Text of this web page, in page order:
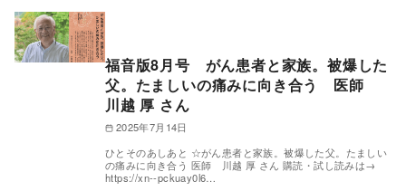
福音版8月号 がん患者と家族。被爆した
父。たましいの痛みに向き合う 医師
川越 厚 さん
2025年7月14日
ひとそのあしあと ☆がん患者と家族。被爆した父。たましい
の痛みに向き合う 医師 川越 厚 さん 購読・試し読みは→
https://xn--pckuay0l6…